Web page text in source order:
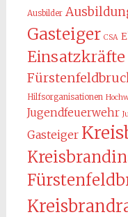
Ausbilder
Gasteiger CSA
Einsatzkräfte
Hilfsorganisationen
Jugendfeuerwehr
Gasteiger